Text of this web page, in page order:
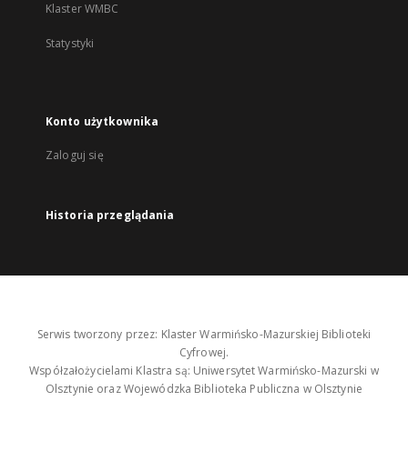
Klaster WMBC
Statystyki
Konto użytkownika
Zaloguj się
Historia przeglądania
Serwis tworzony przez: Klaster Warmińsko-Mazurskiej Biblioteki
Cyfrowej.
Współzałożycielami Klastra są: Uniwersytet Warmińsko-Mazurski w
Olsztynie oraz Wojewódzka Biblioteka Publiczna w Olsztynie